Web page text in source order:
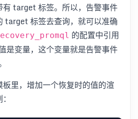
有 target 标签。所以，告警事件
target 标签去查询，就可以准确
的配置中引用
是变量，这个变量就是告警事件
里，增加一个恢复时的值的渲